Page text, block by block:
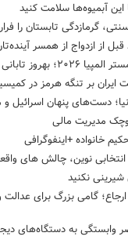
آبمیوه‌ها سلامت کنید
گرمازدگی تابستان را
شگفتی‌ساز می‌شود؟
ایران بر تنگه هرمز در
دست‌های پنهان اسرائیل
مدیریت مالی
خانواده +اینفوگرافی
نوین، چالش های
نکنید
گامی بزرگ برای
وابستگی به دستگاه‌های